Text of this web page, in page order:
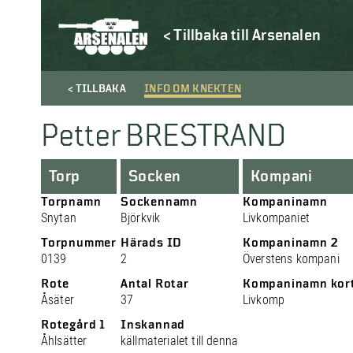
< Tillbaka till Arsenalen
< TILLBAKA INFO OM KNEKTEN
Petter BRESTRAND
Torp
Torpnamn
Snytan
Torpnummer
0139
Rote
Åsäter
Rotegård 1
Åhlsätter
Socken
Sockennamn
Björkvik
Härads ID
2
Antal Rotar
37
Inskannad
källmaterialet till denna
Kompani
Kompaninamn
Livkompaniet
Kompaninamn 2
Överstens kompani
Kompaninamn
Livkomp